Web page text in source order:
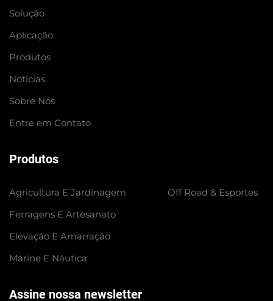
Solução
Aplicação
Produtos
Notícias
Sobre Nós
Entre em Contato
Produtos
Agricultura E Jardinagem
Ferragens E Artesanato
Elevação E Amarração
Marine E Náutica
Off Road & Esportes
Assine nossa newsletter